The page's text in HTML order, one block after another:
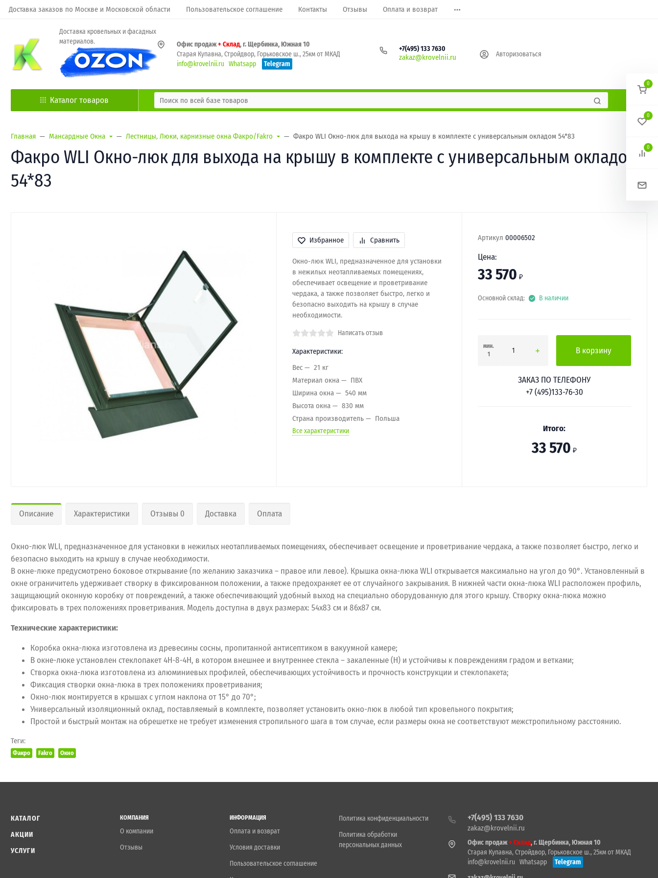
Доставка заказов по Москве и Московской области Пользовательское соглашение Контакты Отзывы Оплата и возврат
Доставка кровельных и фасадных
материалов.
Офис продаж+ Склад, г. Щербинка, Южная 10
Старая Купавна, Стройдвор, Горьковское ш., 25км от МКАД
info@krovelnii.ru Whatsapp Telegram
+7(495) 133 7630
zakaz@krovelnii.ru Авторизоваться
Каталог товаров
Главная Мансардные Окна Лестницы, Люки, карнизные окна Факро/Fakro Факро WLI Окно-люк для выхода на крышу в комплекте с универсальным окладом 54*83
Факро WLI Окно-люк для выхода на крышу в комплекте с универсальным окладом
54*83
Избранное Сравнить
Окно-люк WLI, предназначенное для установки
в нежилых неотапливаемых помещениях,
обеспечивает освещение и проветривание
чердака, а также позволяет быстро, легко и
безопасно выходить на крышу в случае
необходимости.
Написать отзыв
Характеристики:
Вес
21 кг
Материал окна
ПВХ
Ширина окна
540 мм
Высота окна
830 мм
Страна производитель
Польша
Все характеристики
Артикул 00006502
Цена:
33 570 ₽
Основной склад: В наличии
мин.
1
В корзину
ЗАКАЗ ПО ТЕЛЕФОНУ
+7 (495)133-76-30
Итого:
33 570 ₽
Описание Характеристики Отзывы 0 Доставка Оплата
Окно-люк WLI, предназначенное для установки в нежилых неотапливаемых помещениях, обеспечивает освещение и проветривание чердака, а также позволяет быстро, легко и
безопасно выходить на крышу в случае необходимости.
В окне-люке предусмотрено боковое открывание (по желанию заказчика – правое или левое). Крышка окна-люка WLI открывается максимально на угол до 90°. Установленный в
окне ограничитель удерживает створку в фиксированном положении, а также предохраняет ее от случайного закрывания. В нижней части окна-люка WLI расположен профиль,
защищающий оконную коробку от повреждений, а также обеспечивающий удобный выход на специально оборудованную для этого крышу. Створку окна-люка можно
фиксировать в трех положениях проветривания. Модель доступна в двух размерах: 54х83 см и 86х87 см.
Технические характеристики:
Коробка окна-люка изготовлена из древесины сосны, пропитанной антисептиком в вакуумной камере;
В окне-люке установлен стеклопакет 4Н-8-4Н, в котором внешнее и внутреннее стекла – закаленные (Н) и устойчивы к повреждениям градом и ветками;
Створка окна-люка изготовлена из алюминиевых профилей, обеспечивающих устойчивость и прочность конструкции и стеклопакета;
Фиксация створки окна-люка в трех положениях проветривания;
Окно-люк монтируется в крышах с углом наклона от 15° до 70°;
Универсальный изоляционный оклад, поставляемый в комплекте, позволяет установить окно-люк в любой тип кровельного покрытия;
Простой и быстрый монтаж на обрешетке не требует изменения стропильного шага в том случае, если размеры окна не соответствуют межстропильному расстоянию.
Теги:
Факро Fakro Окно
КАТАЛОГ
АКЦИИ
УСЛУГИ
КОМПАНИЯ
О компании
Отзывы
ИНФОРМАЦИЯ
Оплата и возврат
Условия доставки
Пользовательское соглашение
Политика конфиденциальности
Политика обработки
персональных данных
+7(495) 133 7630
zakaz@krovelnii.ru
Офис продаж+ Склад, г. Щербинка, Южная 10
Старая Купавна, Стройдвор, Горьковское ш., 25км от МКАД
info@krovelnii.ru
Whatsapp
Telegram
0
0
0